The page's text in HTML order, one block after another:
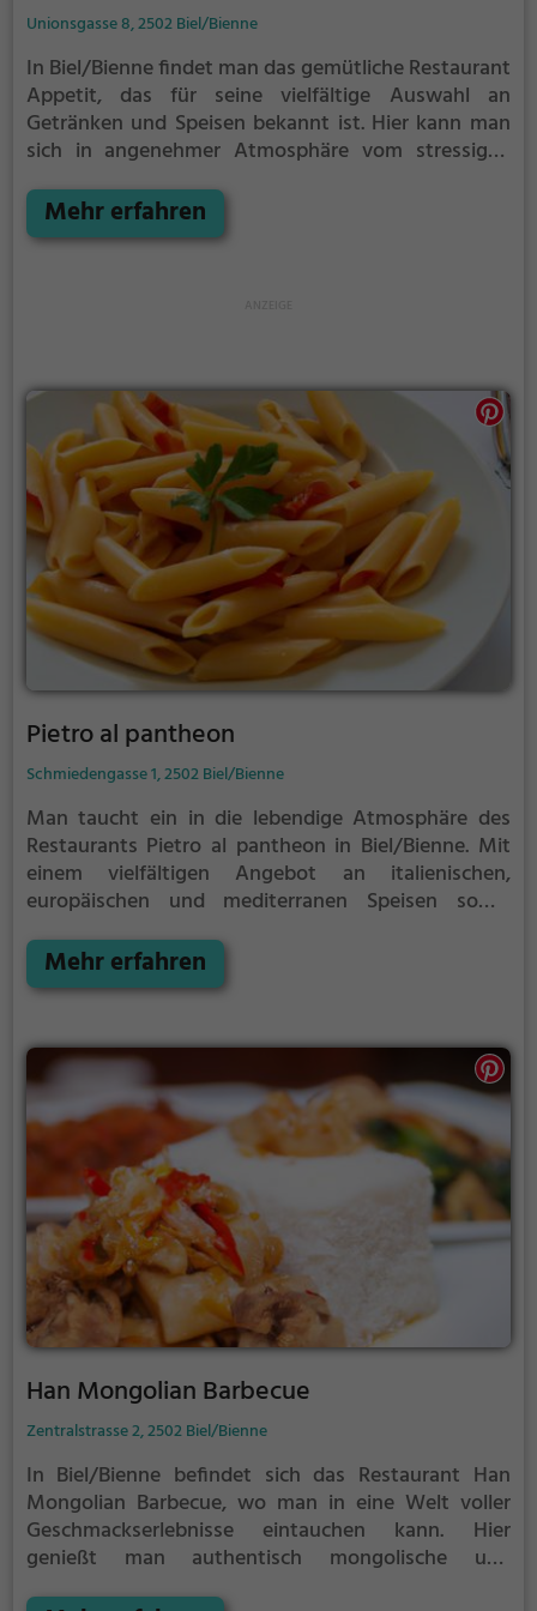
Unionsgasse 8, 2502 Biel/Bienne
In Biel/Bienne findet man das gemütliche Restaurant
Appetit, das für seine vielfältige Auswahl an
Getränken und Speisen bekannt ist. Hier kann man
sich in angenehmer Atmosphäre vom stressigen
Frühstück verwöhnen lassen. Die freundliche
Bedienung und das stimmungsvolle Ambiente laden
Gaumenfreuden und gemütliches Beisammensein
steht.
Mehr erfahren
Pietro al pantheon
Schmiedengasse 1, 2502 Biel/Bienne
Man taucht ein in die lebendige Atmosphäre des
Restaurants Pietro al pantheon in Biel/Bienne. Mit
einem vielfältigen Angebot an italienischen,
europäischen und mediterranen Speisen sowie
hier jeder etwas nach seinem Geschmack. Dazu gibt
es eine breite Auswahl an erfrischenden Cocktails
dazu ein, gemütliche Stunden in guter Gesellschaft
zu verbringen und sich kulinarisch verwöhnen zu
lassen. Ein Besuch im Pietro al pantheon verspricht
einen genussvollen und entspannten Abend.
Mehr erfahren
Han Mongolian Barbecue
Zentralstrasse 2, 2502 Biel/Bienne
In Biel/Bienne befindet sich das Restaurant Han
Mongolian Barbecue, wo man in eine Welt voller
Geschmackserlebnisse eintauchen kann. Hier
genießt man authentisch mongolische und